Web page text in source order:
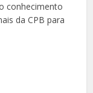
conhecimento
da CPB para